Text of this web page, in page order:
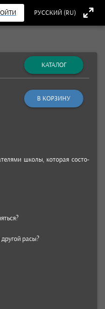
РУССКИЙ (RU)
КАТАЛОГ
В КОРЗИНУ
школы, кото­рая состо­
расы?